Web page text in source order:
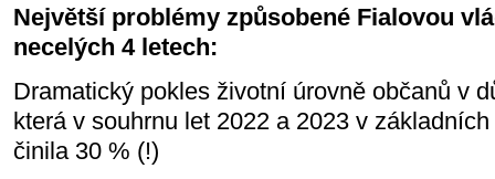
Největší problémy způsobené Fialovou
necelých 4 letech:
Dramatický pokles životní úrovně občanů v
která v souhrnu let 2022 a 2023 v
činila 30 % (!)